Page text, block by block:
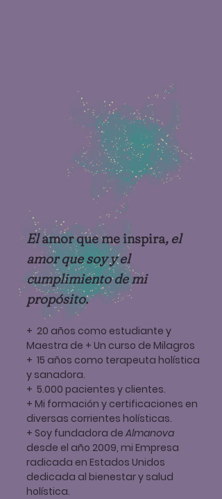
Elamor que me inspira, el
amor que soy y el
cumplimiento de mi
propósito.
+ 20 años como estudiante y
Maestra de + Un curso de Milagros
+ 15 años como terapeuta holística
y sanadora.
+ 5.000 pacientes y clientes.
+ Mi formación y certificaciones en
diversas corrientes holísticas.
+ Soy fundadora deAlmanova
desde el año 2009, mi Empresa
radicada en Estados Unidos
dedicada al bienestar y salud
holística.